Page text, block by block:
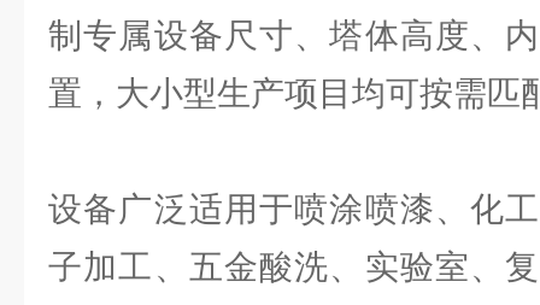
制专属设备尺寸、塔体高度、
置，大小型生产项目均可按需匹
设备广泛适用于喷涂喷漆、化
子加工、五金酸洗、实验室、